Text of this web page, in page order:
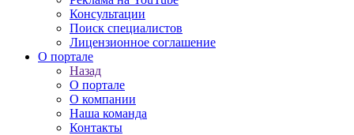
Консультации
Поиск специалистов
Лицензионное соглашение
О портале
Назад
О портале
О компании
Наша команда
Контакты